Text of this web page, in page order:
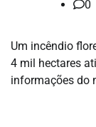
0
Um incêndio
4 mil hectares
informações do